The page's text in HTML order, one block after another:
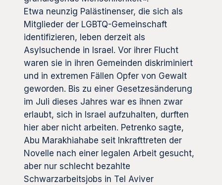
Etwa neunzig Palästinenser, die sich als
Mitglieder der LGBTQ-Gemeinschaft
identifizieren, leben derzeit als
Asylsuchende in Israel. Vor ihrer Flucht
waren sie in ihren Gemeinden diskriminiert
und in extremen Fällen Opfer von Gewalt
geworden. Bis zu einer Gesetzesänderung
im Juli dieses Jahres war es ihnen zwar
erlaubt, sich in Israel aufzuhalten, durften
hier aber nicht arbeiten. Petrenko sagte,
Abu Marakhiahabe seit Inkrafttreten der
Novelle nach einer legalen Arbeit gesucht,
aber nur schlecht bezahlte
Schwarzarbeitsjobs in Tel Aviver